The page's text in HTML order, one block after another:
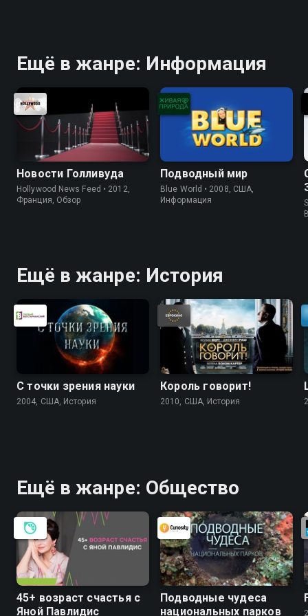
Ещё в жанре: Информация
Новости Голливуда
Hollywood News Feed • 2012,
Франция, Обзор
Подводный мир
Blue World • 2008, США,
Информация
Ещё в жанре: История
С точки зрения науки
2004, США, История
Король говорит!
2010, США, История
Ещё в жанре: Общество
45+ возраст счастья с
Яной Павлидис
Подводные чудеса
национальных парков